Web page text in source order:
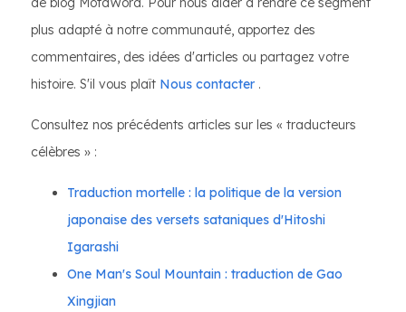
plus adapté à notre communauté, apportez des
commentaires, des idées d'articles ou partagez votre
histoire. S'il vous plaît Nous contacter .
Consultez nos précédents articles sur les « traducteurs
célèbres » :
Traduction mortelle : la politique de la version
japonaise des versets sataniques d'Hitoshi
Igarashi
One Man's Soul Mountain : traduction de Gao
Xingjian